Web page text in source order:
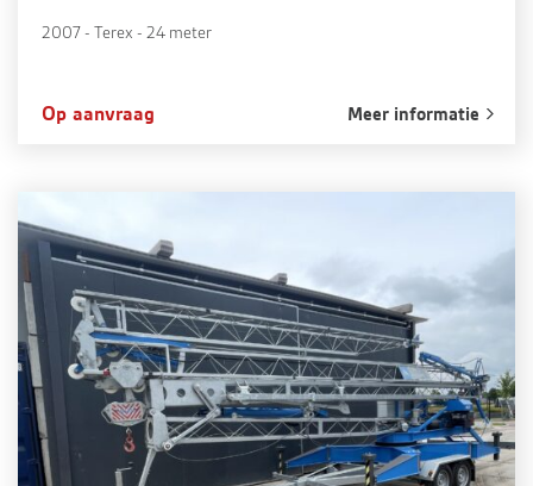
2007 - Terex - 24 meter
Op aanvraag Meer informatie